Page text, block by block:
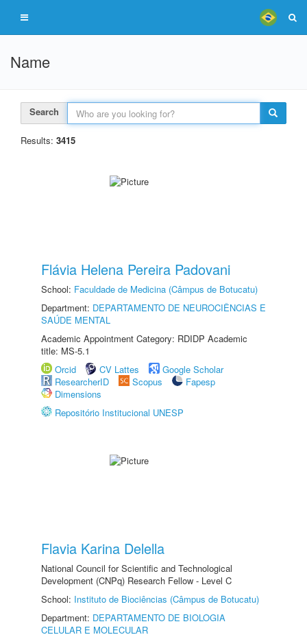
Name
Search
Results: 3415
Flávia Helena Pereira Padovani
School: Faculdade de Medicina (Câmpus de Botucatu)
Department: DEPARTAMENTO DE NEUROCIÊNCIAS E
SAÚDE MENTAL
Academic Appointment Category: RDIDP Academic
title: MS-5.1
Orcid
CV Lattes
Google Scholar
ResearcherID
Scopus
Fapesp
Dimensions
Repositório Institucional UNESP
Flavia Karina Delella
National Council for Scientific and Technological
Development (CNPq) Research Fellow - Level C
School: Instituto de Biociências (Câmpus de Botucatu)
Department: DEPARTAMENTO DE BIOLOGIA
CELULAR E MOLECULAR